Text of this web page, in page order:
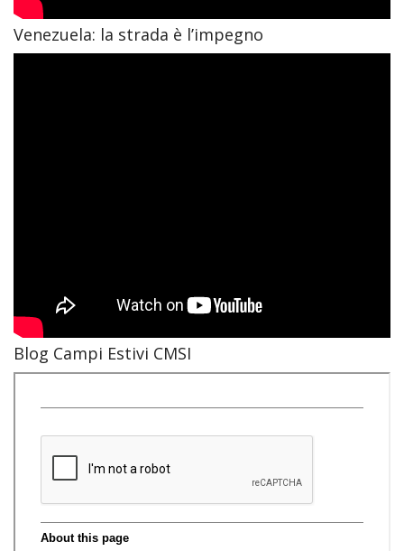
Venezuela: la strada è l’impegno
Blog Campi Estivi CMSI